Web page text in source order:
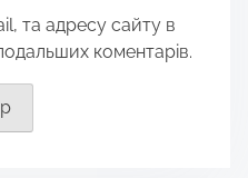
та адресу сайту в
коментарів.